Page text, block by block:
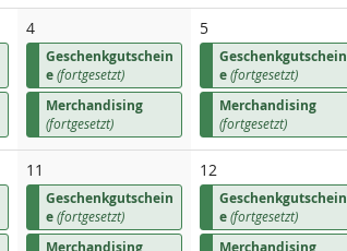
4
Geschenkgutschein
e(fortgesetzt)
Merchandising
(fortgesetzt)
5
Geschenkgutschein
e(fortgesetzt)
Merchandising
(fortgesetzt)
11
Geschenkgutschein
e(fortgesetzt)
Merchandising
12
Geschenkgutschein
e(fortgesetzt)
Merchandising